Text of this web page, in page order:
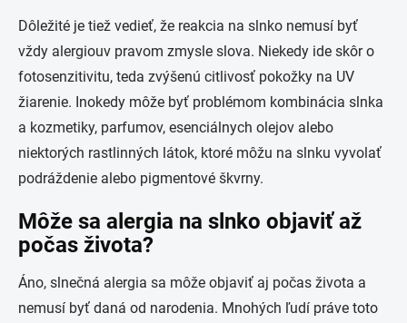
Dôležité je tiež vedieť, že reakcia na slnko nemusí byť
vždy alergiouv pravom zmysle slova. Niekedy ide skôr o
fotosenzitivitu, teda zvýšenú citlivosť pokožky na UV
žiarenie. Inokedy môže byť problémom kombinácia slnka
a kozmetiky, parfumov, esenciálnych olejov alebo
niektorých rastlinných látok, ktoré môžu na slnku vyvolať
podráždenie alebo pigmentové škvrny.
Môže sa alergia na slnko objaviť až
počas života?
Áno, slnečná alergia sa môže objaviť aj počas života a
nemusí byť daná od narodenia. Mnohých ľudí práve toto